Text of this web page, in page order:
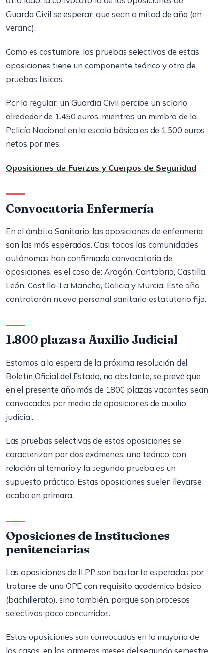
Guarda Civil se esperan que sean a mitad de año (en
verano).
Como es costumbre, las pruebas selectivas de estas
oposiciones tiene un componente teórico y otro de
pruebas físicas.
Por lo regular, un Guardia Civil percibe un salario
alrededor de 1.450 euros, mientras un mimbro de la
Policía Nacional en la escala básica es de 1.500 euros
netos por mes.
Oposiciones de Fuerzas y Cuerpos de Seguridad
Convocatoria Enfermería
En el ámbito Sanitario, las oposiciones de enfermería
son las más esperadas. Casi todas las comunidades
autónomas han confirmado convocatoria de
oposiciones, es el caso de: Aragón, Cantabria, Castilla,
León, Castilla-La Mancha, Galicia y Murcia. Este año
contratarán nuevo personal sanitario estatutario fijo.
1.800 plazas a Auxilio Judicial
Estamos a la espera de la próxima resolución del
Boletín Oficial del Estado, no obstante, se prevé que
en el presente año más de 1800 plazas vacantes sean
convocadas por medio de oposiciones de auxilio
judicial.
Las pruebas selectivas de estas oposiciones se
caracterizan por dos exámenes, uno teórico, con
relación al temario y la segunda prueba es un
supuesto práctico. Estas oposiciones suelen llevarse
acabo en primara.
Oposiciones de Instituciones
penitenciarias
Las oposiciones de II.PP son bastante esperadas por
tratarse de una OPE con requisito académico básico
(bachillerato), sino también, porque son procesos
selectivos poco concurridos.
Estas oposiciones son convocadas en la mayoría de
los casos, en los primeros meses del segundo semestre